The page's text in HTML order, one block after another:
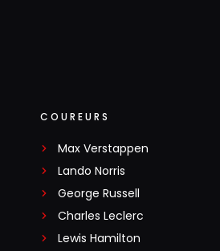
COUREURS
Max Verstappen
Lando Norris
George Russell
Charles Leclerc
Lewis Hamilton